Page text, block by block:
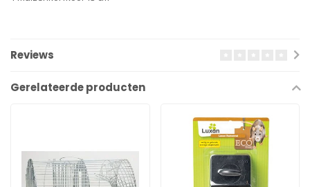
Reviews
Gerelateerde producten